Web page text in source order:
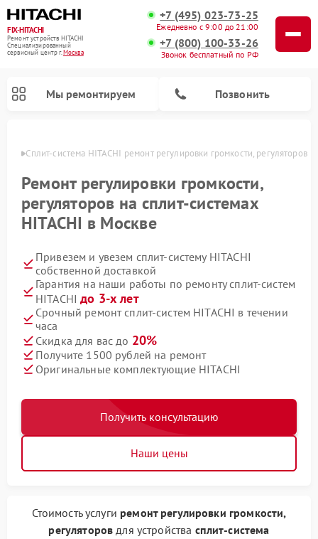
FIX-HITACHI
Ремонт устройств HITACHI
Специализированный
cервисный центр г.Москва
+7 (495) 023-73-25
Ежедневно с 9:00 до 21:00
+7 (800) 100-33-26
Звонок бесплатный по РФ
Мы ремонтируем Позвонить
Сплит-система HITACHI ремонт регулировки громкости, регуляторов
Ремонт регулировки громкости,
регуляторов на сплит-системах
HITACHI в Москве
Привезем и увезем сплит-систему HITACHI
собственной доставкой
Гарантия на наши работы по ремонту сплит-систем
HITACHIдо 3-х лет
Срочный ремонт сплит-систем HITACHI в течении
часа
Скидка для вас до 20%
Получите 1500 рублей на ремонт
Оригинальные комплектующие HITACHI
Получить консультацию
Наши цены
Стоимость услуги ремонт регулировки громкости,
регуляторов для устройства сплит-система